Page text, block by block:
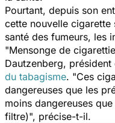
Pourtant, depuis son
cette nouvelle cigarette
santé des fumeurs, les
"Mensonge de
Dautzenberg, président
du tabagisme. "Ces
dangereuses que les
moins dangereuses
filtre)", précise-t-il.